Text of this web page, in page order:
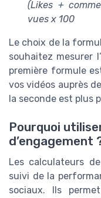
(Likes +
vues x 100
Le choix de la
souhaitez mesurer
première formule
vos vidéos auprès
la seconde est plus
Pourquoi
d’engagement
Les calculateurs
suivi de la
sociaux. Ils